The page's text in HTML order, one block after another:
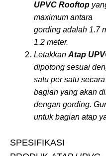
UPVC Rooftop
maximum antara
gording adalah 1.7
1.2 meter.
Letakkan Atap
dipotong sesuai
satu per satu
bagian yang akan
dengan gording.
untuk bagian atap
SPESIFIKASI